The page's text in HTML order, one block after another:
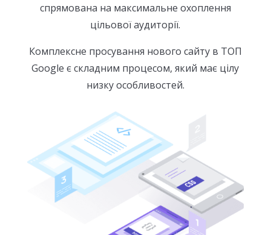
спрямована на максимальне охоплення
цільової аудиторії.
Комплексне просування нового сайту в ТОП
Google є складним процесом, який має цілу
низку особливостей.